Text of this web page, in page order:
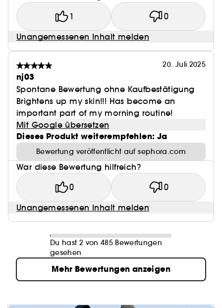
Unser Gesichtsserum für strahlende Haut wurde
nach einem nachhaltigen Ansatz entwickelt:
UNSER ENGAGEMENT BEI DER VERPACKUNG: Der
Flakon besteht zu 40 % aus recyceltem Glas. Die
Verpackung und der Karton stammen aus
nachhaltig bewirtschafteten Wäldern und wird mit
pflanzlicher Tinte verziert.
1 0
Unangemessenen Inhalt melden
20. Juli 2025
nj03
Spontane Bewertung ohne Kaufbestätigung
Brightens up my skin!!! Has become an
important part of my morning routine!
Mit Google übersetzen
Dieses Produkt weiterempfehlen: Ja
Bewertung veröffentlicht auf sephora.com
War diese Bewertung hilfreich?
0 0
Unangemessenen Inhalt melden
Du hast 2 von 485 Bewertungen
gesehen
Mehr Bewertungen anzeigen